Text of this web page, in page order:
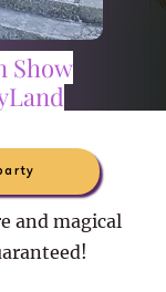
Show
and magical